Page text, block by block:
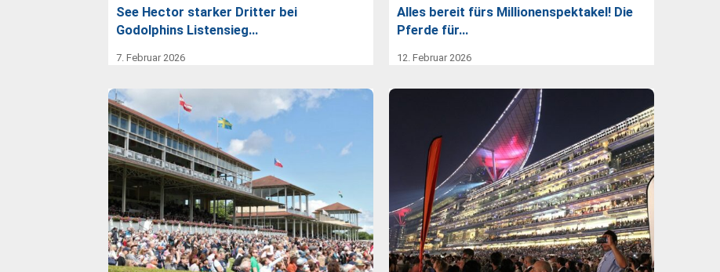
See Hector starker Dritter bei
Godolphins Listensieg…
7. Februar 2026
Alles bereit fürs Millionenspektakel! Die
Pferde für…
12. Februar 2026